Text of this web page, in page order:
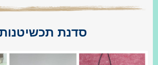
סדנת